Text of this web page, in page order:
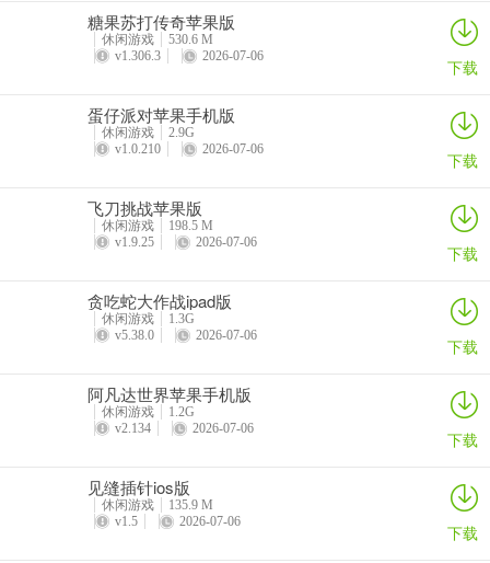
竿，获得假发，同时打开柜子，获得两个苹果，拿走架子上白色的裙
子，三样东西会自动组成一样，对主角使用这套衣服后，回到左侧画
面点击空着的圆形底座
来到画面右侧，点击手提包获取扇子，对人妖使用扇子，吹走了他的
打开左侧画面左侧的柜子，拿走灰色的台子。来到右侧画面，先把台
剃刀，然后点击剃除来的毛，藏在羊毛后面，过关
糖果苏打传奇苹果版
休闲游戏
530.6 M
v1.306.3
2026-07-06 下载
蛋仔派对苹果手机版
休闲游戏
2.9G
v1.0.210
2026-07-06 下载
飞刀挑战苹果版
休闲游戏
198.5 M
v1.9.25
2026-07-06 下载
贪吃蛇大作战ipad版
休闲游戏
1.3G
v5.38.0
2026-07-06 下载
阿凡达世界苹果手机版
休闲游戏
1.2G
v2.134
2026-07-06 下载
见缝插针ios版
休闲游戏
135.9 M
v1.5
2026-07-06 下载